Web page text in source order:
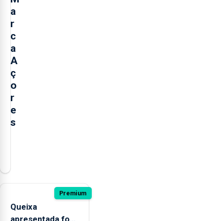
a
r
c
a
A
ç
o
r
e
s
em
parlamento
regional
Premium
Queixa